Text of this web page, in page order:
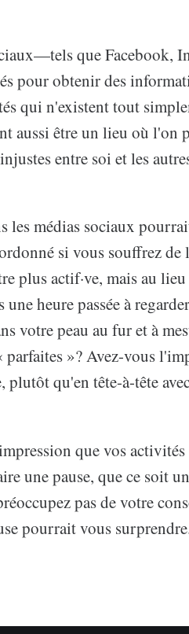
que Facebook,
pour obtenir des
qui n'existent tout
aussi être un lieu où l'on
entre soi et les
les médias sociaux
si vous souffrez
plus actif·ve, mais au
une heure passée à
votre peau au fur et à
»? Avez-vous
plutôt qu'en tête-à-tête
que vos
une pause, que ce soit
pas de votre
pourrait vous